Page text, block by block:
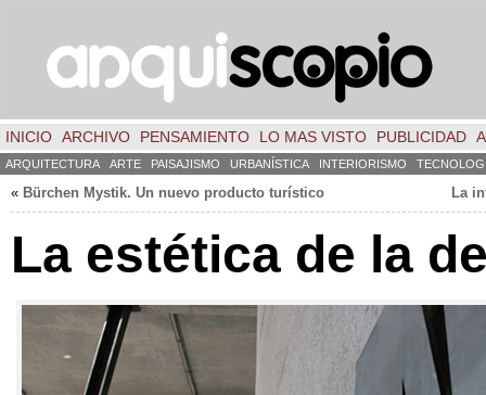
INICIO ARCHIVO PENSAMIENTO LO MAS VISTO PUBLICIDAD
ARQUITECTURA ARTE PAISAJISMO URBANÍSTICA INTERIORISMO
« Bürchen Mystik. Un nuevo producto turístico La
La estética de la